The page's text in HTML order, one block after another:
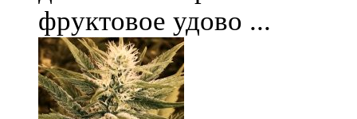
фруктовое удово ...